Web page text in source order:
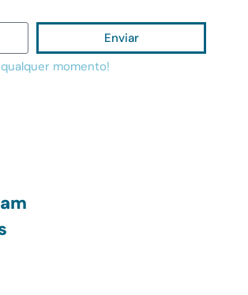
Enviar
momento!